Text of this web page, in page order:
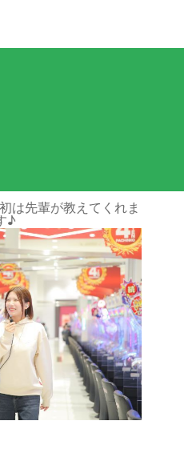
えてくれま